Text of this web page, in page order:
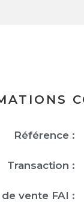
Référence :
Transaction :
de vente FAI :